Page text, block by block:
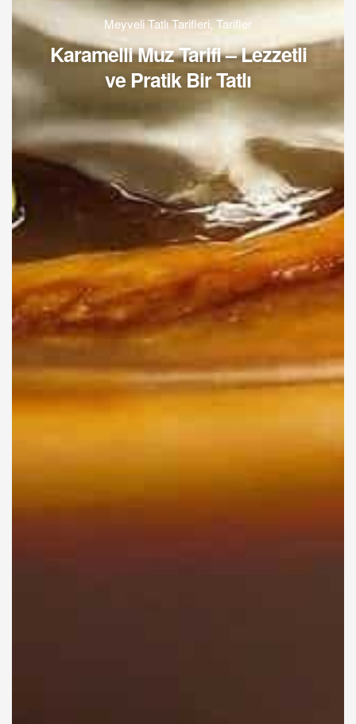
Meyveli Tatlı Tarifleri,Tarifler
Karamelli Muz Tarifi – Lezzetli
ve Pratik Bir Tatlı